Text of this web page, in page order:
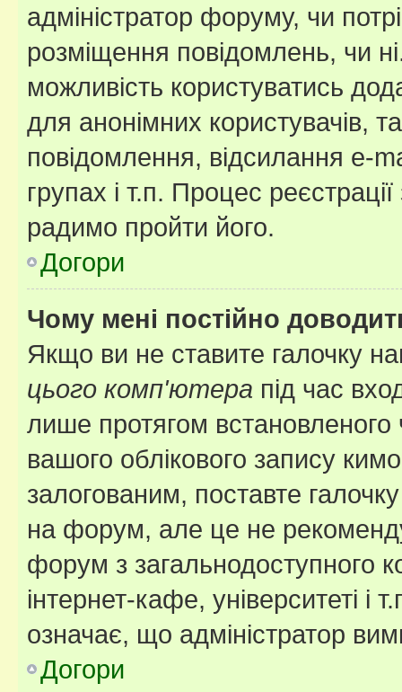
адміністратор форуму, чи
розміщення повідомлень, чи
можливість користуватись
для анонімних користувачів,
повідомлення, відсилання e-
групах і т.п. Процес
радимо пройти його.
Догори
Чому мені постійно
Якщо ви не ставите галочку
цього комп'ютера під час
лише протягом встановленого
вашого облікового запису
залогованим, поставте
на форум, але це не
форум з загальнодоступного
інтернет-кафе, університеті і
означає, що адміністратор
Догори